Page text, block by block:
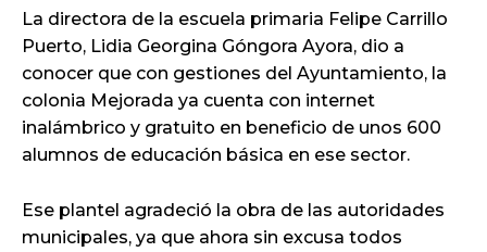
La directora de la escuela primaria Felipe Carrillo
Puerto, Lidia Georgina Góngora Ayora, dio a
conocer que con gestiones del Ayuntamiento, la
colonia Mejorada ya cuenta con internet
inalámbrico y gratuito en beneficio de unos 600
alumnos de educación básica en ese sector.
Ese plantel agradeció la obra de las autoridades
municipales, ya que ahora sin excusa todos